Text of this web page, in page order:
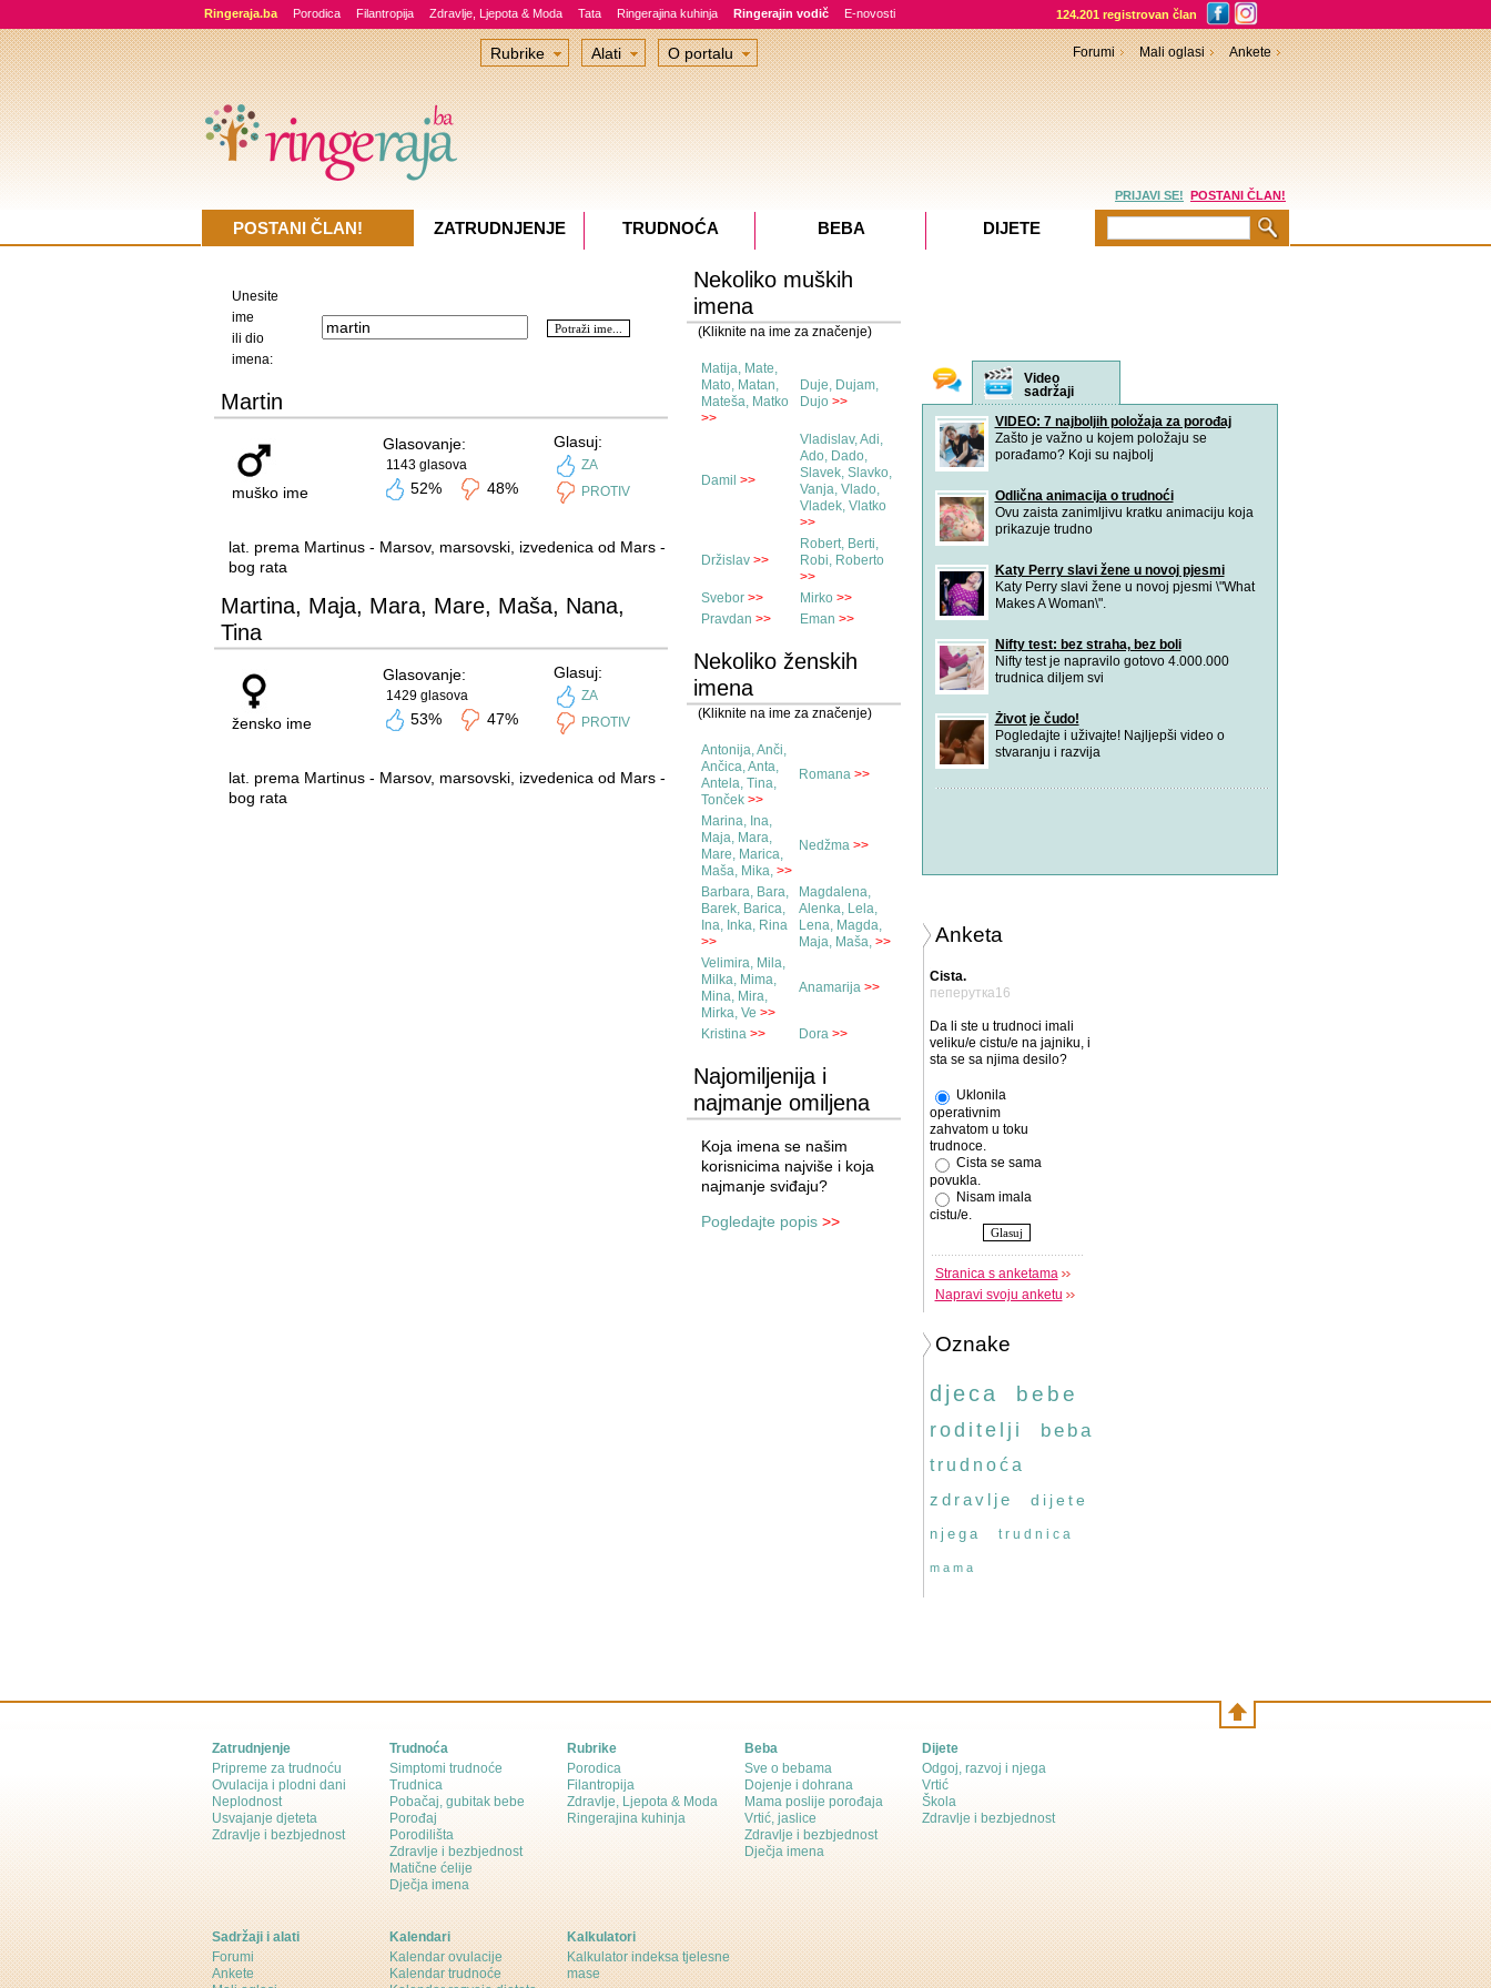
Ringeraja.ba Porodica Filantropija Zdravlje, Ljepota & Moda Tata Ringerajina kuhinja Ringerajin vodič E-novosti 124.201 registrovan član
Unesite
ime
ili dio
imena:
Martin
muško ime
Glasovanje:
1143 glasova
52% 48%
Glasuj:
ZA
PROTIV
lat. prema Martinus - Marsov, marsovski, izvedenica od Mars -
bog rata
Martina, Maja, Mara, Mare, Maša, Nana,
Tina
žensko ime
Glasovanje:
1429 glasova
53% 47%
Glasuj:
ZA
PROTIV
lat. prema Martinus - Marsov, marsovski, izvedenica od Mars -
bog rata
Nekoliko muških
imena
(Kliknite na ime za značenje)
Matija, Mate,
Mato, Matan,
Mateša, Matko
>>
Duje, Dujam,
Dujo >>
Damil >>
Vladislav, Adi,
Ado, Dado,
Slavek, Slavko,
Vanja, Vlado,
Vladek, Vlatko
>>
Držislav >>
Robert, Berti,
Robi, Roberto
>>
Svebor >> Mirko >>
Pravdan >> Eman >>
Nekoliko ženskih
imena
(Kliknite na ime za značenje)
Antonija, Anči,
Ančica, Anta,
Antela, Tina,
Tonček >>
Romana >>
Marina, Ina,
Maja, Mara,
Mare, Marica,
Maša, Mika, >>
Nedžma >>
Barbara, Bara,
Barek, Barica,
Ina, Inka, Rina
>>
Magdalena,
Alenka, Lela,
Lena, Magda,
Maja, Maša, >>
Velimira, Mila,
Milka, Mima,
Mina, Mira,
Mirka, Ve >>
Anamarija >>
Kristina >> Dora >>
Najomiljenija i
najmanje omiljena
Koja imena se našim
korisnicima najviše i koja
najmanje sviđaju?
Pogledajte popis >>
Forumi
Video
sadržaji
ex3hindu 09:21
business pages
u 08:41
RE: Dr Sanjin Dekovic
iz forumaTrudnoća
samy_lo
na temi RE: Porodilišta SARAJEVO
iskustva
iz forumaTrudnoća
na temiRE: Porodilišta SARAJEVO
iskustva
iz forumaTrudnoća
Promijenjene rasprave
VIDEO: 7 najboljih položaja za porođaj
Zašto je važno u kojem položaju se
porađamo? Koji su najbolj
Odlična animacija o trudnoći
Ovu zaista zanimljivu kratku animaciju koja
prikazuje trudno
Katy Perry slavi žene u novoj pjesmi
Katy Perry slavi žene u novoj pjesmi \"What
Makes A Woman\".
Nifty test: bez straha, bez boli
Nifty test je napravilo gotovo 4.000.000
trudnica diljem svi
Život je čudo!
Pogledajte i uživajte! Najljepši video o
stvaranju i razvija
Anketa
Cista.
пеперутка16
Da li ste u trudnoci imali
veliku/e cistu/e na jajniku, i
sta se sa njima desilo?
Uklonila
operativnim
zahvatom u toku
trudnoce.
Cista se sama
povukla.
Nisam imala
cistu/e.
Stranica s anketama
Napravi svoju anketu
Oznake
djeca bebe
roditelji beba
trudnoća
zdravlje
dijete
njega trudnica
mama
Rubrike Alati O portalu Forumi Mali oglasi Ankete
PRIJAVI SE! POSTANI ČLAN!
POSTANI ČLAN! ZATRUDNJENJE TRUDNOĆA BEBA DIJETE
Zatrudnjenje
Pripreme za trudnoću
Ovulacija i plodni dani
Neplodnost
Usvajanje djeteta
Zdravlje i bezbjednost
Trudnoća
Simptomi trudnoće
Trudnica
Pobačaj, gubitak bebe
Porođaj
Porodilišta
Zdravlje i bezbjednost
Matične ćelije
Dječja imena
Rubrike
Porodica
Filantropija
Zdravlje, Ljepota & Moda
Ringerajina kuhinja
Beba
Sve o bebama
Dojenje i dohrana
Mama poslije porođaja
Vrtić, jaslice
Zdravlje i bezbjednost
Dječja imena
Dijete
Odgoj, razvoj i njega
Vrtić
Škola
Zdravlje i bezbjednost
Sadržaji i alati
Forumi
Ankete
Kalendari
Kalendar ovulacije
Kalendar trudnoće
Kalkulatori
Kalkulator indeksa tjelesne
mase